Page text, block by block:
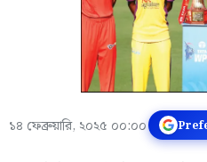
১৪ ফেব্রুয়ারি, ২০২৫ ০০:০০